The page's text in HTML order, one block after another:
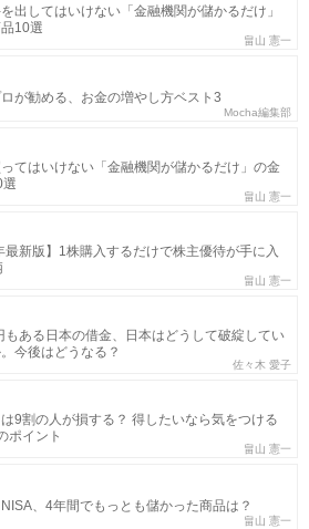
出してはいけない「金融機関が儲かるだけ」
10選
畠山 憲一
が勧める、お金の増やし方ベスト3
Mocha編集部
てはいけない「金融機関が儲かるだけ」の金
畠山 憲一
最新版】1株購入するだけで株主優待が手に入
畠山 憲一
もある日本の借金、日本はどうして破綻してい
今後はどうなる？
佐々木 愛子
9割の人が損する？ 得したいなら気をつける
ポイント
畠山 憲一
、4年間でもっとも儲かった商品は？
畠山 憲一